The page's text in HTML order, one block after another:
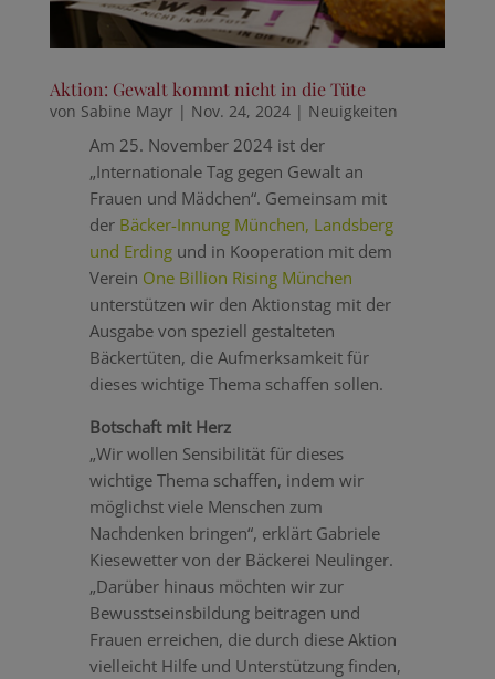
Aktion: Gewalt kommt nicht in die Tüte
von Sabine Mayr| Nov. 24, 2024| Neuigkeiten
Am 25. November 2024 ist der
„Internationale Tag gegen Gewalt an
Frauen und Mädchen“. Gemeinsam mit
der Bäcker-Innung München, Landsberg
und Erdingund in Kooperation mit dem
Verein One Billion Rising München
unterstützen wir den Aktionstag mit der
Ausgabe von speziell gestalteten
Bäckertüten, die Aufmerksamkeit für
dieses wichtige Thema schaffen sollen.
Botschaft mit Herz
„Wir wollen Sensibilität für dieses
wichtige Thema schaffen, indem wir
möglichst viele Menschen zum
Nachdenken bringen“, erklärt Gabriele
Kiesewetter von der Bäckerei Neulinger.
„Darüber hinaus möchten wir zur
Bewusstseinsbildung beitragen und
Frauen erreichen, die durch diese Aktion
vielleicht Hilfe und Unterstützung finden,